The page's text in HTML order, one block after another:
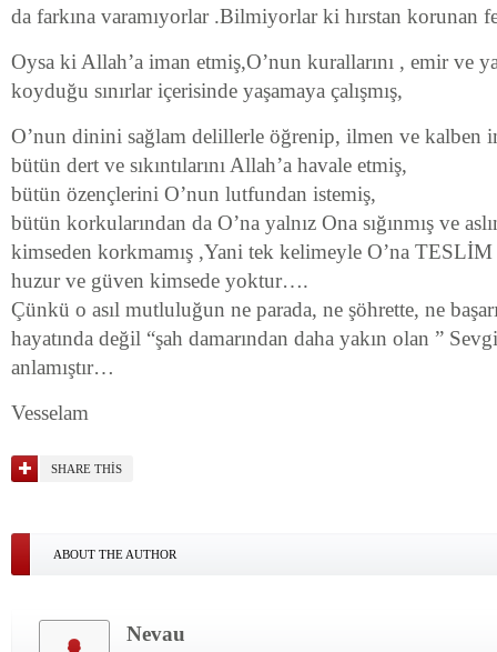
da farkına varamıyorlar .Bilmiyorlar ki hırstan korunan
Oysa ki Allah’a iman etmiş,O’nun kurallarını , emir ve
koyduğu sınırlar içerisinde yaşamaya çalışmış,
O’nun dinini sağlam delillerle öğrenip, ilmen ve kalben
bütün dert ve sıkıntılarını Allah’a havale etmiş,
bütün özençlerini O’nun lutfundan istemiş,
bütün korkularından da O’na yalnız Ona sığınmış ve
kimseden korkmamış ,Yani tek kelimeyle O’na
huzur ve güven kimsede yoktur….
Çünkü o asıl mutluluğun ne parada, ne şöhrette, ne
hayatında değil “şah damarından daha yakın olan ”
anlamıştır…
Vesselam
SHARE THIS
ABOUT THE AUTHOR
Nevau